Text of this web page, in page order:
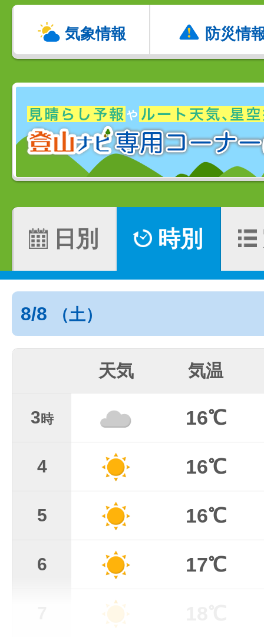
気象情報 防災情
日別 時別
8/8 （土）
天気 気温
3時 16℃
4 16℃
5 16℃
6 17℃